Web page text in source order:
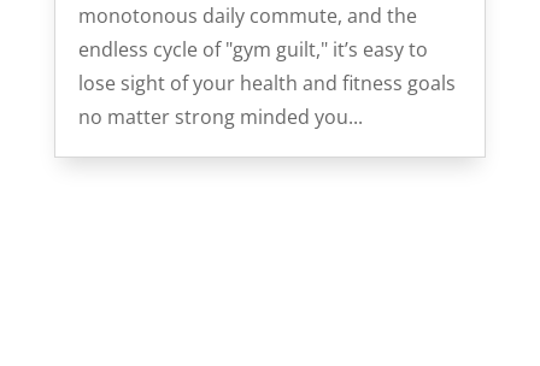
monotonous daily commute, and the
endless cycle of "gym guilt," it’s easy to
lose sight of your health and fitness goals
no matter strong minded you...